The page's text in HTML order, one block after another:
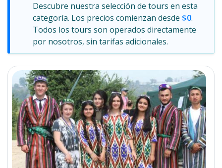
Descubre nuestra selección de tours en esta
categoría. Los precios comienzan desde $0.
Todos los tours son operados directamente
por nosotros, sin tarifas adicionales.